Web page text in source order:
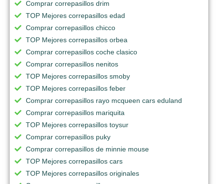
Comprar correpasillos drim
TOP Mejores correpasillos edad
Comprar correpasillos chicco
TOP Mejores correpasillos orbea
Comprar correpasillos coche clasico
Comprar correpasillos nenitos
TOP Mejores correpasillos smoby
TOP Mejores correpasillos feber
Comprar correpasillos rayo mcqueen cars eduland
Comprar correpasillos mariquita
TOP Mejores correpasillos toysur
Comprar correpasillos puky
Comprar correpasillos de minnie mouse
TOP Mejores correpasillos cars
TOP Mejores correpasillos originales